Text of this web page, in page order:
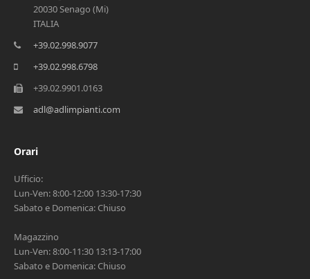
20030 Senago (Mi)
ITALIA
+39.02.998.9077
+39.02.998.6798
+39.02.9901.0163
adl@adlimpianti.com
Orari
Ufficio:
Lun-Ven: 8:00-12:00 13:30-17:30
Sabato e Domenica: Chiuso
Magazzino
Lun-Ven: 8:00-11:30 13:13-17:00
Sabato e Domenica: Chiuso